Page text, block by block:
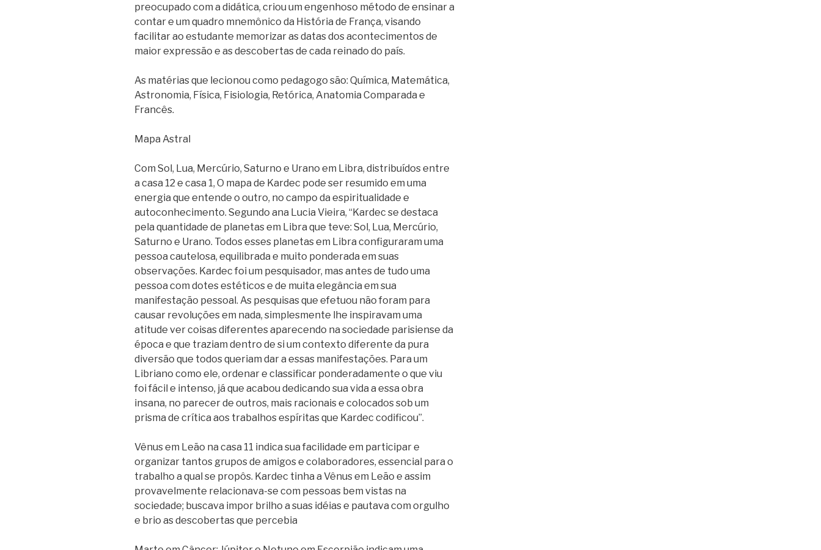
preocupado com a didática, criou um engenhoso método de ensinar a
contar e um quadro mnemônico da História de França, visando
facilitar ao estudante memorizar as datas dos acontecimentos de
maior expressão e as descobertas de cada reinado do país.
As matérias que lecionou como pedagogo são: Química, Matemática,
Astronomia, Física, Fisiologia, Retórica, Anatomia Comparada e
Francês.
Mapa Astral
Com Sol, Lua, Mercúrio, Saturno e Urano em Libra, distribuídos entre
a casa 12 e casa 1, O mapa de Kardec pode ser resumido em uma
energia que entende o outro, no campo da espiritualidade e
autoconhecimento. Segundo ana Lucia Vieira, “Kardec se destaca
pela quantidade de planetas em Libra que teve: Sol, Lua, Mercúrio,
Saturno e Urano. Todos esses planetas em Libra configuraram uma
pessoa cautelosa, equilibrada e muito ponderada em suas
observações. Kardec foi um pesquisador, mas antes de tudo uma
pessoa com dotes estéticos e de muita elegância em sua
manifestação pessoal. As pesquisas que efetuou não foram para
causar revoluções em nada, simplesmente lhe inspiravam uma
atitude ver coisas diferentes aparecendo na sociedade parisiense da
época e que traziam dentro de si um contexto diferente da pura
diversão que todos queriam dar a essas manifestações. Para um
Libriano como ele, ordenar e classificar ponderadamente o que viu
foi fácil e intenso, já que acabou dedicando sua vida a essa obra
insana, no parecer de outros, mais racionais e colocados sob um
prisma de crítica aos trabalhos espíritas que Kardec codificou”.
Vênus em Leão na casa 11 indica sua facilidade em participar e
organizar tantos grupos de amigos e colaboradores, essencial para o
trabalho a qual se propôs. Kardec tinha a Vênus em Leão e assim
provavelmente relacionava-se com pessoas bem vistas na
sociedade; buscava impor brilho a suas idéias e pautava com orgulho
e brio as descobertas que percebia